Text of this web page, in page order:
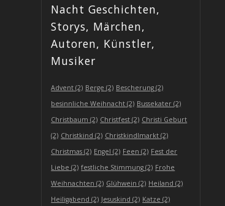
Nacht Geschichten,
Storys, Märchen,
Autoren, Künstler,
Musiker
Advent (2) Berge (2) Bescherung (2)
besinnliche Weihnacht (2) Bussekater (2)
Christbaum (2) Christfest (2) Christi Geburt
(2) Christkind (2) Christkindlmarkt (2)
Christmas (2) Engel (2) Feen (2) Fest der
Liebe (2) festliche Stimmung (2) Frohe
Weihnachten (2) Glühwein (2) Heiland (2)
Heiligabend (2) Jesuskind (2) Katze (2)